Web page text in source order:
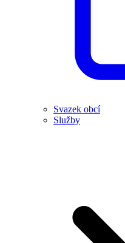
Svazek obcí
Služby